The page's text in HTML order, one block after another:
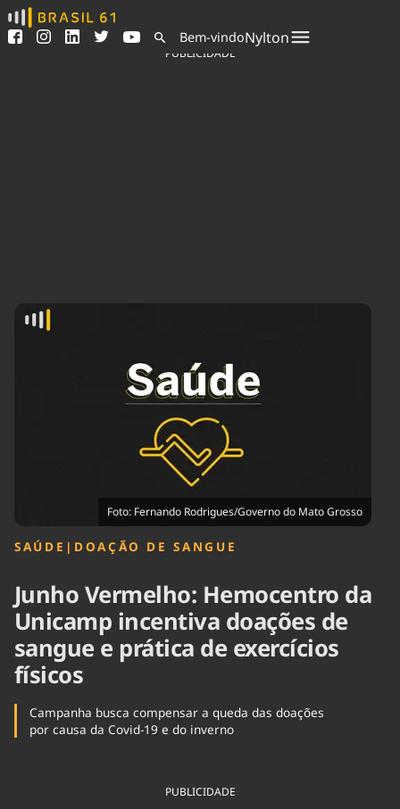
Ver todas as notícias
Podcasts
Indicadores
Agronegócios
Economia
Educação
Infraestrutura
Internacional
Política
Saúde
Tempo
Bem-vindoNylton
PUBLICIDADE
Foto: Fernando Rodrigues/Governo do Mato Grosso
SAÚDE | DOAÇÃO DE SANGUE
Junho Vermelho: Hemocentro da
Unicamp incentiva doações de
sangue e prática de exercícios
físicos
Campanha busca compensar a queda das doações
por causa da Covid-19 e do inverno
PUBLICIDADE